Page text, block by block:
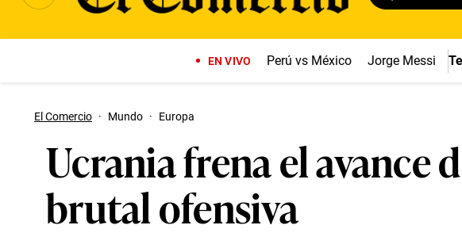
EN VIVO Perú vs México Jorge Messi
El Comercio · Mundo · Europa
Ucrania frena el avance
brutal ofensiva